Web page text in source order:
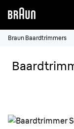
Braun Baardtrimmers